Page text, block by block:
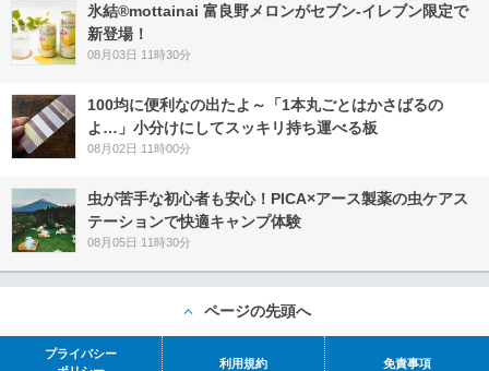
氷結®mottainai 富良野メロンがセブン‐イレブン限定で
新登場！
08月03日 11時30分
100均に便利なの出たよ～「1本丸ごとはかさばるの
よ…」小分けにしてスッキリ持ち運べる板
08月02日 11時00分
虫が苦手な初心者も安心！PICA×アース製薬の虫ケアス
テーションで快適キャンプ体験
08月05日 11時30分
ページの先頭へ
プライバシー
利用規約 免責事項